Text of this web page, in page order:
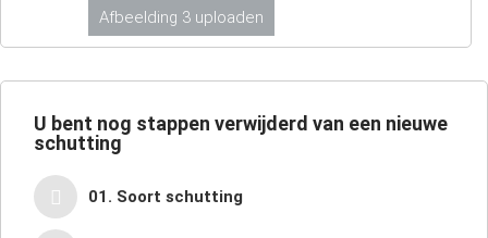
Afbeelding 3 uploaden
U bent nog stappen verwijderd van een nieuwe
schutting
01. Soort schutting